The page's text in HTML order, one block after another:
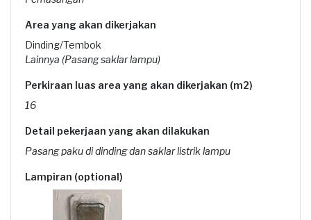
Area yang akan dikerjakan
Dinding/Tembok
Lainnya (Pasang saklar lampu)
Perkiraan luas area yang akan dikerjakan (m2)
16
Detail pekerjaan yang akan dilakukan
Pasang paku di dinding dan saklar listrik lampu
Lampiran (optional)